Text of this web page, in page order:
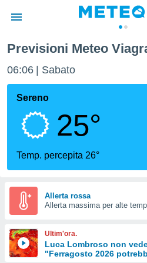
di
per
le
di
Web
le
Previsioni Meteo
06:06 Sabato
Sereno
25°
Temp. percepita 26°
Allerta rossa
Allerta massima per alte
Ultim'ora.
Luca Lombroso non
"Ferragosto 2026